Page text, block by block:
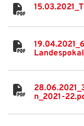
n_2021-